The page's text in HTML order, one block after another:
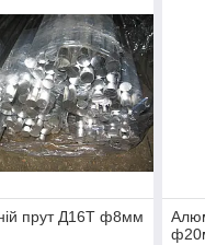
прут Д16Т ф8мм